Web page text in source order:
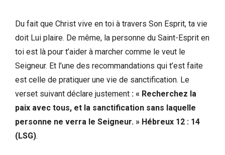
Du fait que Christ vive en toi à travers Son Esprit, ta vie
doit Lui plaire. De même, la personne du Saint-Esprit en
toi est là pour t’aider à marcher comme le veut le
Seigneur. Et l’une des recommandations qui t’est faite
est celle de pratiquer une vie de sanctification. Le
verset suivant déclare justement : « Recherchez la
paix avec tous, et la sanctification sans laquelle
personne ne verra le Seigneur. » Hébreux 12 : 14
(LSG).